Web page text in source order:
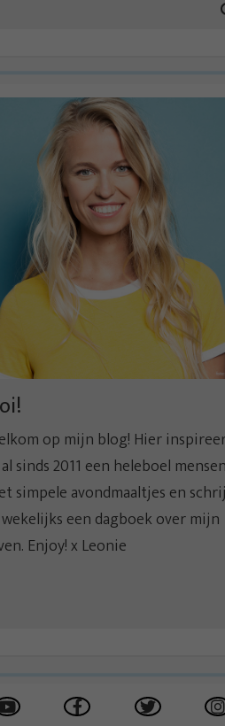
op mijn blog! Hier
sinds 2011 een heleboel mensen
simpele avondmaaltjes en
een dagboek over mijn
Enjoy! x Leonie